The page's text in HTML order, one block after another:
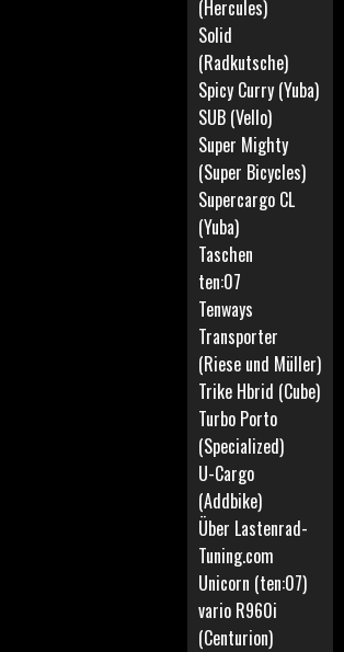
(Hercules)
Solid
(Radkutsche)
Spicy Curry (Yuba)
SUB (Vello)
Super Mighty
(Super Bicycles)
Supercargo CL
(Yuba)
Taschen
ten:07
Tenways
Transporter
(Riese und Müller)
Trike Hbrid (Cube)
Turbo Porto
(Specialized)
U-Cargo
(Addbike)
Über Lastenrad-
Tuning.com
Unicorn (ten:07)
vario R960i
(Centurion)